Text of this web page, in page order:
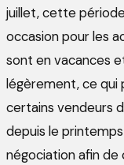
juillet, cette
occasion pour les
sont en vacances
légèrement, ce qui
certains vendeurs
depuis le
négociation afin de